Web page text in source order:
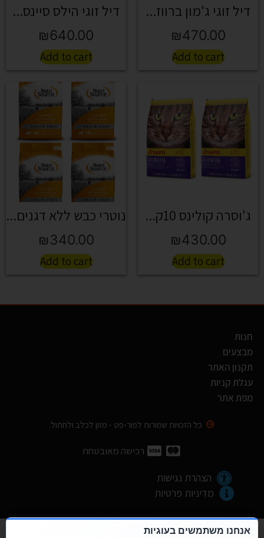
דיל זוגי ג'מון ברווז...
₪470.00
Add to cart
דיל זוגי הילס סיינס...
₪640.00
Add to cart
ג'וסרה קולינס 10ק...
₪430.00
Add to cart
נוטרי כבש ללא דגנים...
₪340.00
Add to cart
חנות
מבצעים
תקנון האתר
עגלת קניות
מפת אתר
כל הזכויות שמורות לפור-פט - מזון לכלב ולחתול.
רכישה מאובטחת
הצהרת נגישות
מדיניות פרטיות
052-270-1092 / 052-6070-565
אנחנו משתמשים בעוגיות